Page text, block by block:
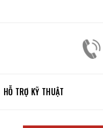
HỖ TRỢ KỸ THUẬT